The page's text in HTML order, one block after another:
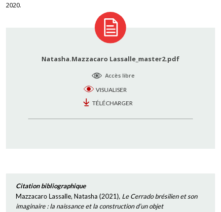
2020.
Natasha.Mazzacaro Lassalle_master2.pdf
Accès libre
VISUALISER
TÉLÉCHARGER
Citation bibliographique
Mazzacaro Lassalle, Natasha (2021), Le Cerrado brésilien et son
imaginaire : la naissance et la construction d’un objet